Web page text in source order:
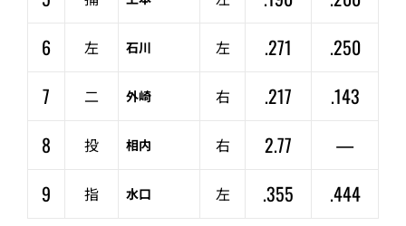
6
左 石川 左 .271
.250
7
二 外崎 右 .217
.143
8
投 相内 右 2.77
—
9
指 水口 左 .355 .444